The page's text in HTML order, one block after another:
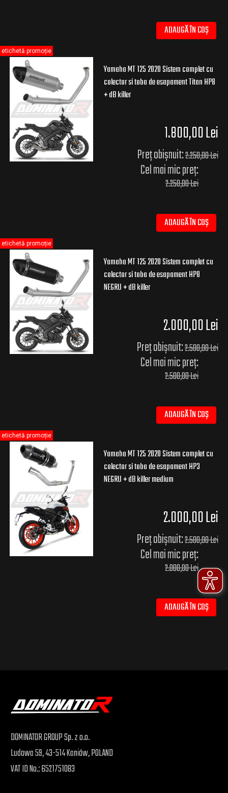
ADAUGĂ ÎN COȘ
Yamaha MT 125 2020 Sistem complet cu
colector si toba de esapament Titan HP8
+ dB killer
1.800,00 Lei
Preț obișnuit:2.250,00 Lei
Cel mai mic preț:
2.250,00 Lei
ADAUGĂ ÎN COȘ
etichetă promoție
Yamaha MT 125 2020 Sistem complet cu
colector si toba de esapament HP8
NEGRU + dB killer
2.000,00 Lei
Preț obișnuit:2.500,00 Lei
Cel mai mic preț:
2.500,00 Lei
ADAUGĂ ÎN COȘ
etichetă promoție
Yamaha MT 125 2020 Sistem complet cu
colector si toba de esapament HP3
NEGRU + dB killer medium
2.000,00 Lei
Preț obișnuit:2.500,00 Lei
Cel mai mic preț:
2.000,00 Lei
ADAUGĂ ÎN COȘ
etichetă promoție
DOMINATOR GROUP Sp. z o.o.
Ludowa 59, 43-514 Kaniów, POLAND
VAT ID No.: 6521751083